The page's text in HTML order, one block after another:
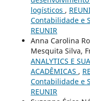
logísticos ,
Contabilidade e
REUNIR
Anna Carolina
Mesquita Silva,
ANALYTICS E
ACADÊMICAS ,
Contabilidade e
REUNIR